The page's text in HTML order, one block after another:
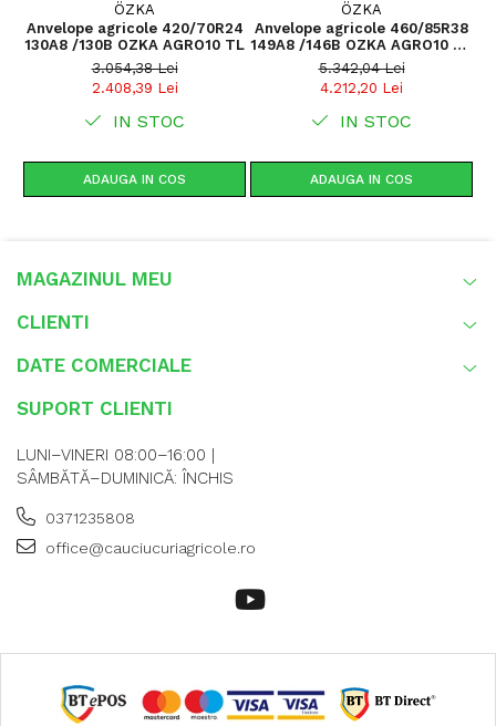
ÖZKA
Anvelope agricole 420/70R24
130A8 /130B OZKA AGRO10 TL
3.054,38 Lei
2.408,39 Lei
IN STOC
ADAUGA IN COS
ÖZKA
Anvelope agricole 460/85R38
149A8 /146B OZKA AGRO10 TL
(18.4 R38)
5.342,04 Lei
4.212,20 Lei
IN STOC
ADAUGA IN COS
MAGAZINUL MEU
CLIENTI
DATE COMERCIALE
SUPORT CLIENTI
LUNI–VINERI 08:00–16:00 |
SÂMBĂTĂ–DUMINICĂ: ÎNCHIS
0371235808
office@cauciucuriagricole.ro